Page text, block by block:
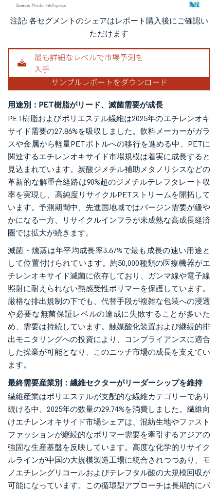
画像 © Mordor Intelligence。再利用にはCC BY 4.0の表示が必要です。
注記: 各セグメントのシェアはレポート購入後にご確認い
ただけます
用途別：PET樹脂がリード、滅菌需要が成長
PET樹脂およびポリエステル繊維は2025年のエチレンオキ
サイド需要の27.86%を吸収しました。飲料メーカーがガラ
スや金属から軽量PETボトルへの移行を進める中、PETに
関連するエチレンオキサイド市場規模は着実に成長すると
見込まれています。炭酸ジメチル補助メタノリシスなどの
革新的な解重合経路は90%超のジメチルテレフタレート収
率を実現し、高純度リサイクルPETストリームを開拓して
います。予測期間中、先進国地域ではバージン需要が緩や
かになる一方、リサイクルインフラが未成熟な高成長経済
圏では拡大が続きます。
滅菌・燻蒸は年平均成長率3.67%で最も成長の速い用途と
して位置付けられています。約50,000種類の医療機器がエ
チレンオキサイド滅菌に依存しており、ガンマ線や電子線
照射に耐えられない熱感受性ポリマーを保護しています。
厳格な排出規制の下でも、代替手段が複雑な包装への浸透
や必要な無菌保証レベルの達成に失敗することが多いた
め、需要は持続しています。触媒酸化装置および継続的排
出モニタリングへの投資により、コンプライアンスに適合
した操業が可能となり、このニッチ市場の成長を支えてい
ます。
最終需要産業別：繊維セクターがリーダーシップを維持
繊維産業はポリエステルが支配的な繊維カテゴリーであり
続ける中、2025年の数量の29.74%を消費しました。繊維向
けエチレンオキサイド市場シェアは、混紡生地やファスト
ファッションが継続的なポリマー需要を牽引するアジアの
強固な生産基盤を反映しています。高度な化学的リサイク
ルラインが中国の大規模製造工場に統合されつつあり、モ
ノエチレングリコールおよびテレフタル酸の大規模回収が
可能になっています。この循環型アプローチは長期的にバ